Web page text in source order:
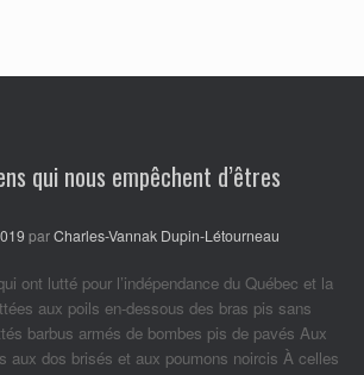
qui nous empêchent d’êtres
parCharles-Vannak Dupin-Létourneau
ont lutté pour l’indépendance du Québec et la
aux poils en-dessous des bras pis sans
barbus armés de bombes pis de pavés Aux
aux dos brisés et aux poumons noircis À celles